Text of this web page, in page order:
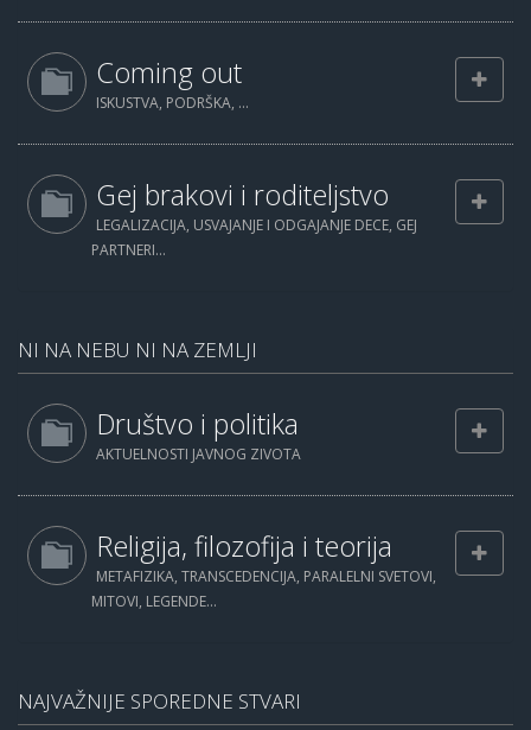
Coming out
ISKUSTVA, PODRŠKA, ...
Gej brakovi i roditeljstvo
LEGALIZACIJA, USVAJANJE I ODGAJANJE DECE, GEJ
PARTNERI...
NI NA NEBU NI NA ZEMLJI
Društvo i politika
AKTUELNOSTI JAVNOG ZIVOTA
Religija, filozofija i teorija
METAFIZIKA, TRANSCEDENCIJA, PARALELNI SVETOVI,
MITOVI, LEGENDE...
NAJVAŽNIJE SPOREDNE STVARI